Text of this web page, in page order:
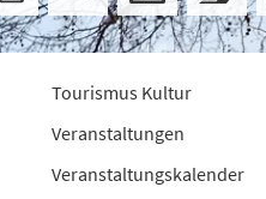
Tourismus Kultur
Veranstaltungen
Veranstaltungskalender